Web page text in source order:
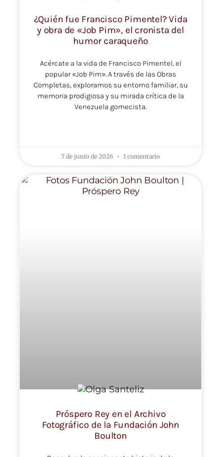
¿Quién fue Francisco Pimentel? Vida
y obra de «Job Pim», el cronista del
humor caraqueño
Acércate a la vida de Francisco Pimentel, el
popular «Job Pim». A través de las Obras
Completas, exploramos su entorno familiar, su
memoria prodigiosa y su mirada crítica de la
Venezuela gomecista.
7 de junio de 2026 1 comentario
Próspero Rey en el Archivo
Fotográfico de la Fundación John
Boulton